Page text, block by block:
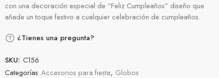
con una decoración especial de “Feliz Cumpleaños” diseño que
añade un toque festivo a cualquier celebración de cumpleaños.
¿Tienes una pregunta?
SKU: C156
Categorías Accesorios para fiesta, Globos